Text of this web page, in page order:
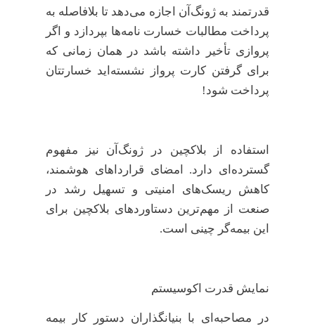
قدرتمند به ژونگ‌آن اجازه می‌دهد تا بلافاصله به
پرداخت مطالبات خسارت نامه‌ها بپردازد و اگر
پروازی تأخیر داشته باشد در همان زمانی که
برای گرفتن کارت پرواز نشسته‌اید خسارتتان
پرداخت شود!
استفاده از بلاکچین در ژونگ‌آن نیز مفهوم
گسترده‌ای دارد. امضای قرارداهای هوشمند،
کاهش ریسک‌های امنیتی و تسهیل رشد در
صنعت از مهم‌ترین دستاوردهای بلاکچین برای
این بیمه‌گر چینی است.
نمایش قدرت اکوسیستم
در مصاحبه‌ای با بنیانگذاران دستور کار بیمه